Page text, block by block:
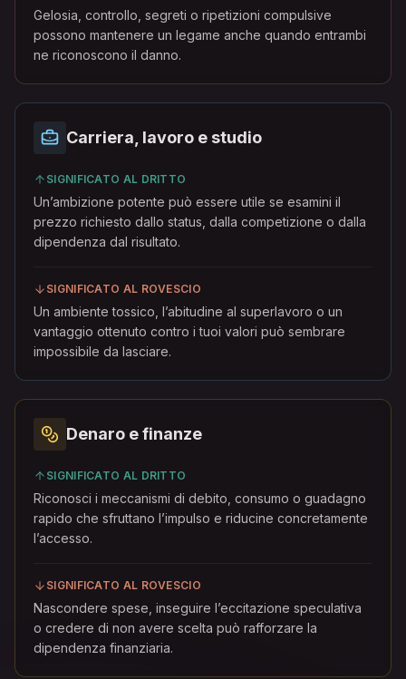
Gelosia, controllo, segreti o ripetizioni compulsive
possono mantenere un legame anche quando entrambi
ne riconoscono il danno.
Carriera, lavoro e studio
SIGNIFICATO AL DRITTO
Un’ambizione potente può essere utile se esamini il
prezzo richiesto dallo status, dalla competizione o dalla
dipendenza dal risultato.
SIGNIFICATO AL ROVESCIO
Un ambiente tossico, l’abitudine al superlavoro o un
vantaggio ottenuto contro i tuoi valori può sembrare
impossibile da lasciare.
Denaro e finanze
SIGNIFICATO AL DRITTO
Riconosci i meccanismi di debito, consumo o guadagno
rapido che sfruttano l’impulso e riducine concretamente
l’accesso.
SIGNIFICATO AL ROVESCIO
Nascondere spese, inseguire l’eccitazione speculativa
o credere di non avere scelta può rafforzare la
dipendenza finanziaria.